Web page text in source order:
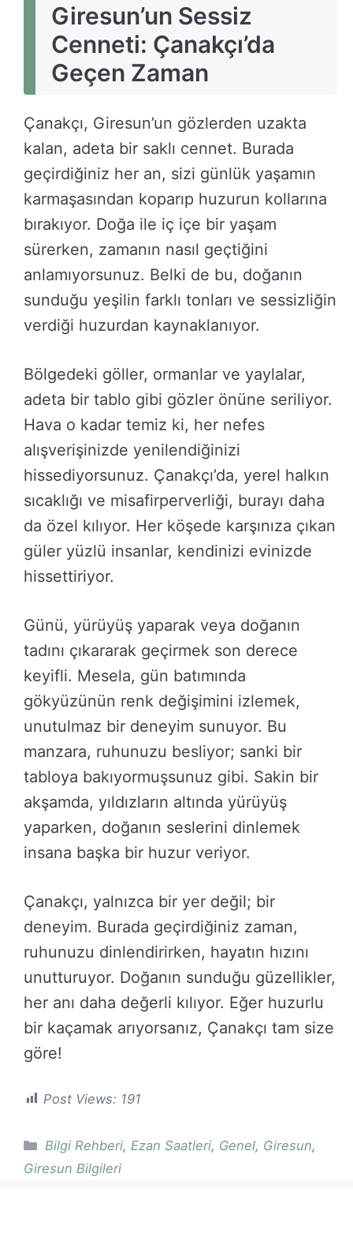
Giresun’un Sessiz
Cenneti: Çanakçı’da
Geçen Zaman
Çanakçı, Giresun’un gözlerden uzakta
kalan, adeta bir saklı cennet. Burada
geçirdiğiniz her an, sizi günlük yaşamın
karmaşasından koparıp huzurun kollarına
bırakıyor. Doğa ile iç içe bir yaşam
sürerken, zamanın nasıl geçtiğini
anlamıyorsunuz. Belki de bu, doğanın
sunduğu yeşilin farklı tonları ve sessizliğin
verdiği huzurdan kaynaklanıyor.
Bölgedeki göller, ormanlar ve yaylalar,
adeta bir tablo gibi gözler önüne seriliyor.
Hava o kadar temiz ki, her nefes
alışverişinizde yenilendiğinizi
hissediyorsunuz. Çanakçı’da, yerel halkın
sıcaklığı ve misafirperverliği, burayı daha
da özel kılıyor. Her köşede karşınıza çıkan
güler yüzlü insanlar, kendinizi evinizde
hissettiriyor.
Günü, yürüyüş yaparak veya doğanın
tadını çıkararak geçirmek son derece
keyifli. Mesela, gün batımında
gökyüzünün renk değişimini izlemek,
unutulmaz bir deneyim sunuyor. Bu
manzara, ruhunuzu besliyor; sanki bir
tabloya bakıyormuşsunuz gibi. Sakin bir
akşamda, yıldızların altında yürüyüş
yaparken, doğanın seslerini dinlemek
insana başka bir huzur veriyor.
Çanakçı, yalnızca bir yer değil; bir
deneyim. Burada geçirdiğiniz zaman,
ruhunuzu dinlendirirken, hayatın hızını
unutturuyor. Doğanın sunduğu güzellikler,
her anı daha değerli kılıyor. Eğer huzurlu
bir kaçamak arıyorsanız, Çanakçı tam size
göre!
Post Views: 191
Kategoriler
Bilgi Rehberi, Ezan Saatleri, Genel, Giresun,
Giresun Bilgileri